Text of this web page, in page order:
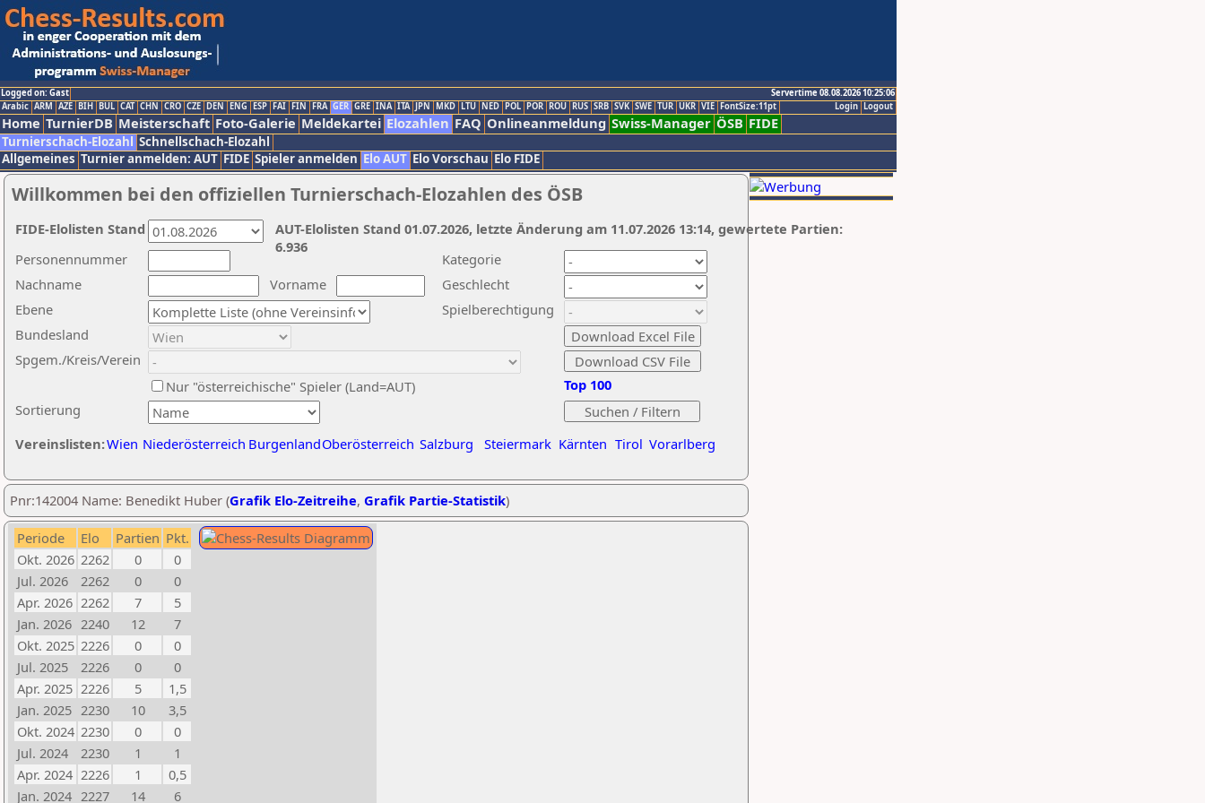
Logged on: Gast
Servertime 08.08.2026 10:25:06
Logout
Login
Arabic ARM AZE BIH BUL CAT CHN CRO CZE DEN ENG ESP FAI FIN FRA GER GRE INA ITA JPN MKD LTU NED POL POR ROU RUS SRB SVK SWE TUR UKR VIE FontSize:11pt
Home TurnierDB Meisterschaft Foto-Galerie Meldekartei Elozahlen FAQ Onlineanmeldung Swiss-Manager ÖSB FIDE
Turnierschach-Elozahl Schnellschach-Elozahl
Allgemeines Turnier anmelden: AUT FIDE Spieler anmelden Elo AUT Elo Vorschau Elo FIDE
Willkommen bei den offiziellen Turnierschach-Elozahlen des ÖSB
Nachname
Vorname
Ebene
Kategorie
Sortierung
Personennummer
Bundesland
Spgem./Kreis/Verein
Geschlecht
Nur "österreichische" Spieler (Land=AUT)
Spielberechtigung
Vereinslisten:Wien Niederösterreich BurgenlandOberösterreich Salzburg Steiermark Kärnten Tirol Vorarlberg
Top 100
AUT-Elolisten Stand 01.07.2026, letzte Änderung am 11.07.2026 13:14, gewertete Partien:
6.936
FIDE-Elolisten Stand
Pnr:142004 Name: Benedikt Huber (Grafik Elo-Zeitreihe, Grafik Partie-Statistik)
Periode Elo Partien Pkt.
Okt. 2026 2262 0
0
Jul. 2026
2262 0
0
Apr. 2026 2262 7
5
Jan. 2026 2240 12
7
Okt. 2025 2226 0
0
Jul. 2025
2226 0
0
Apr. 2025 2226 5
1,5
Jan. 2025 2230 10
3,5
Okt. 2024 2230 0
0
Jul. 2024
2230 1
1
Apr. 2024 2226 1
0,5
Jan. 2024 2227 14 6